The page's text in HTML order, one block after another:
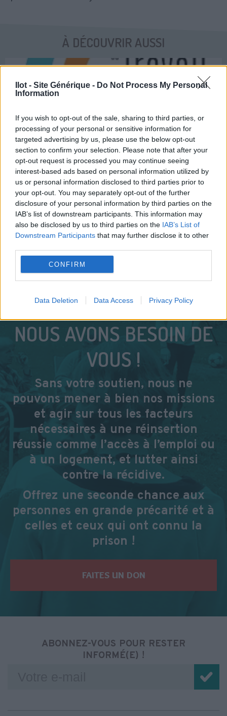
Ilot - Site Générique - Do Not Process My Personal
Information
If you wish to opt-out of the sale, sharing to third parties, or
processing of your personal or sensitive information for
targeted advertising by us, please use the below opt-out
section to confirm your selection. Please note that after your
opt-out request is processed you may continue seeing
interest-based ads based on personal information utilized by
us or personal information disclosed to third parties prior to
your opt-out. You may separately opt-out of the further
disclosure of your personal information by third parties on the
IAB’s list of downstream participants. This information may
also be disclosed by us to third parties on the IAB’s List of
Downstream Participants that may further disclose it to other
CONFIRM
Data Deletion Data Access Privacy Policy
À DÉCOUVRIR AUSSI
Développer le travail d'intérêt général (TIG)
Rémi, en TIG à l'Auto Bleue
NOUS AVONS BESOIN DE
VOUS !
Sans votre soutien, nous ne
pouvons mener à bien nos missions
et agir sur tous les facteurs
nécessaires à une réinsertion
réussie comme l’accès à l’emploi ou
à un logement, et lutter ainsi
contre la récidive.
Offrez une seconde chance aux
personnes en grande précarité et à
celles et ceux qui ont connu la
prison !
FAITES UN DON
ABONNEZ-VOUS POUR RESTER
INFORMÉ(E) !